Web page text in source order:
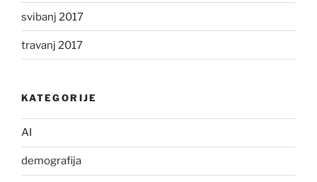
svibanj 2017
travanj 2017
KATEGORIJE
AI
demografija